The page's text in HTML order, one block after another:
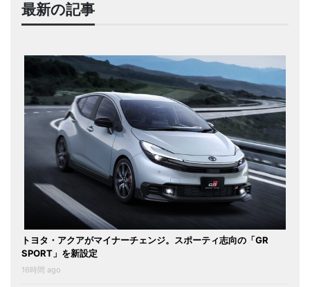
最新の記事
トヨタ・アクアがマイナーチェンジ。スポーティ志向の「GR
SPORT」を新設定
16時間 ago